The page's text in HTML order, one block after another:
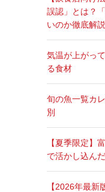
誤認」とは？
いのか徹底解説
気温が上がっ
る食材
旬の魚一覧カ
別
【夏季限定】
で活かし込ん
【2026年最